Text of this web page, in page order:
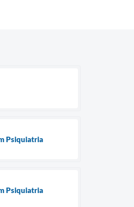
Psiquiatria
Psiquiatria